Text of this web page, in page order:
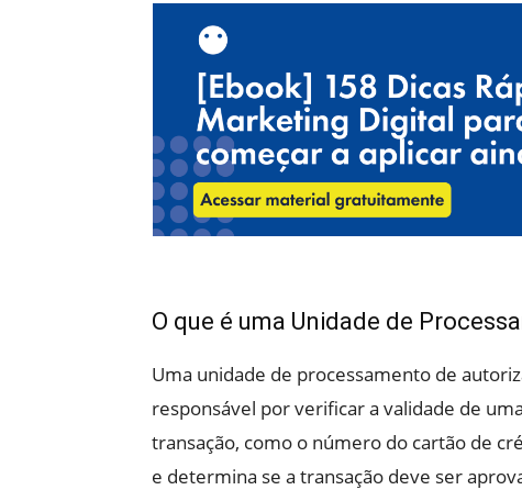
O que é uma Unidade de
Uma unidade de processamento de
responsável por verificar a validade de
transação, como o número do cartão de
e determina se a transação deve ser